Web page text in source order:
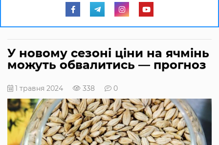
У новому сезоні ціни на ячмінь
можуть обвалитись — прогноз
1 травня 2024 338 0